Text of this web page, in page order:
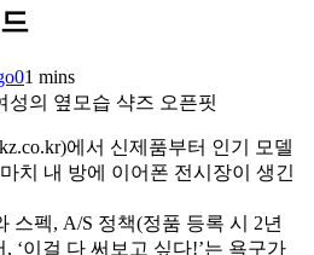
01 mins
샥즈 오픈핏
에서 신제품부터 인기 모델
치 내 방에 이어폰 전시장이 생긴
스펙, A/S 정책(정품 등록 시 2년
‘이걸 다 써보고 싶다!’는 욕구가